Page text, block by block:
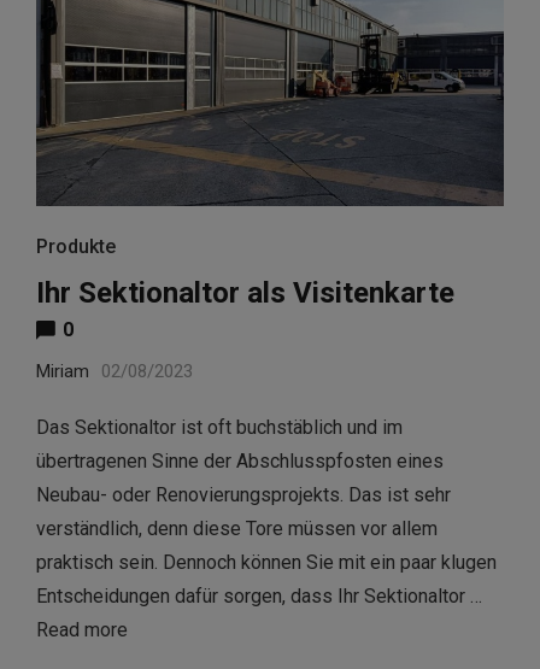
Produkte
Ihr Sektionaltor als Visitenkarte
0
Miriam 02/08/2023
Das Sektionaltor ist oft buchstäblich und im
übertragenen Sinne der Abschlusspfosten eines
Neubau- oder Renovierungsprojekts. Das ist sehr
verständlich, denn diese Tore müssen vor allem
praktisch sein. Dennoch können Sie mit ein paar klugen
Entscheidungen dafür sorgen, dass Ihr Sektionaltor …
Read more